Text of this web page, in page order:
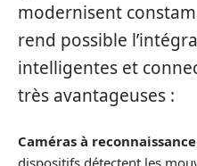
modernisent
rend possible
intelligentes et
très avantageuses :
Caméras à
dispositifs détectent les